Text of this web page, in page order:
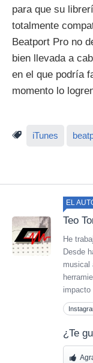
para que su
totalmente
Beatport Pro no
bien llevada a
en el que podría
momento lo
iTunes
EL
Teo
He
Desde
musical
impacto
¿Te